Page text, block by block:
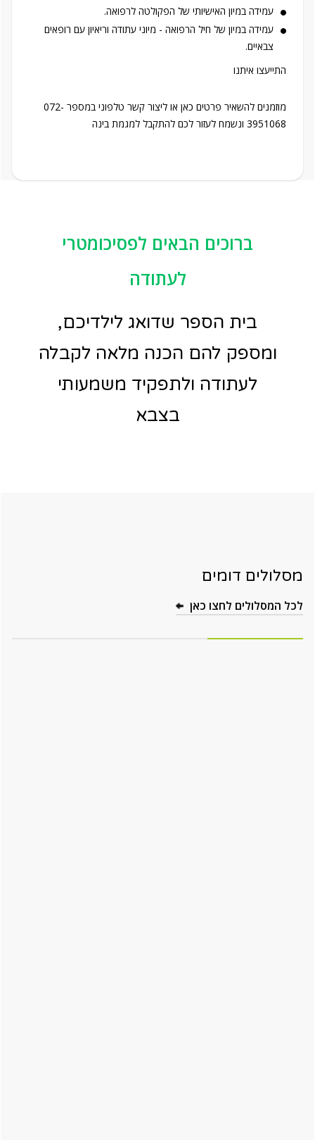
עמידה במיון האישיותי של הפקולטה לרפואה.
עמידה במיון של חיל הרפואה - מיוני עתודה וריאיון עם רופאים
צבאיים.
התייעצו איתנו
מוזמנים להשאיר פרטים כאן או ליצור קשר טלפוני במספר 072-
3951068 ונשמח לעזור לכם להתקבל למגמת בינה
ברוכים הבאים לפסיכומטרי
לעתודה
בית הספר שדואג לילדיכם,
ומספק להם הכנה מלאה לקבלה
לעתודה ולתפקיד משמעותי
בצבא
מסלולים דומים
לכל המסלולים לחצו כאן